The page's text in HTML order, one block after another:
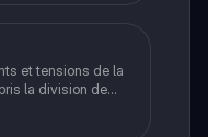
et tensions de la
la division de
du Vietnam, et
révision couvre les